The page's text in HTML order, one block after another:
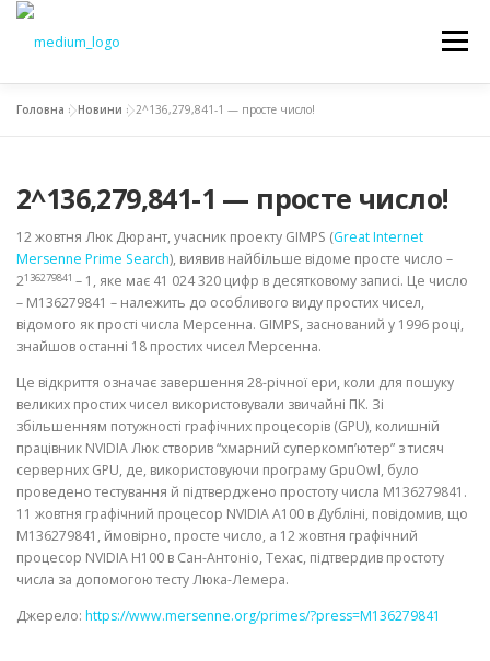
Меню
СТУДЕНТАМ ДОКУМЕНТИ КАФЕДРА
Головна »Новини »2^136,279,841-1 — просте число!
2^136,279,841-1 — просте число!
12 жовтня Люк Дюрант, учасник проекту GIMPS (Great Internet
Mersenne Prime Search), виявив найбільше відоме просте число –
2136279841 – 1, яке має 41 024 320 цифр в десятковому записі. Це число
– M136279841 – належить до особливого виду простих чисел,
відомого як прості числа Мерсенна. GIMPS, заснований у 1996 році,
знайшов останні 18 простих чисел Мерсенна.
Це відкриття означає завершення 28-річної ери, коли для пошуку
великих простих чисел використовували звичайні ПК. Зі
збільшенням потужності графічних процесорів (GPU), колишній
працівник NVIDIA Люк створив “хмарний суперкомп’ютер” з тисяч
серверних GPU, де, використовуючи програму GpuOwl, було
проведено тестування й підтверджено простоту числа M136279841.
11 жовтня графічний процесор NVIDIA A100 в Дубліні, повідомив, що
M136279841, ймовірно, просте число, а 12 жовтня графічний
процесор NVIDIA H100 в Сан-Антоніо, Техас, підтвердив простоту
числа за допомогою тесту Люка-Лемера.
Джерело: https://www.mersenne.org/primes/?press=M136279841